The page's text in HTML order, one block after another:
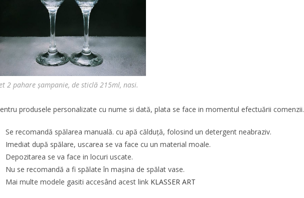
2 pahare șampanie, de sticlă 215ml, nasi.
produsele personalizate cu nume si dată, plata se face in momentul efectuării comenzii.
Se recomandă spălarea manuală. cu apă călduţă, folosind un detergent neabraziv.
Imediat după spălare, uscarea se va face cu un material moale.
Depozitarea se va face in locuri uscate.
Nu se recomandă a fi spălate în maşina de spălat vase.
Mai multe modele gasiti accesând acest link KLASSER ART